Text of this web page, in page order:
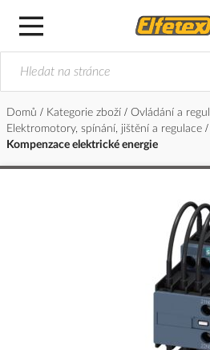
Domů Kategorie zboží
Ovládání a
Elektromotory, spínání, jištění a regulace
Kompenzace elektrické energie